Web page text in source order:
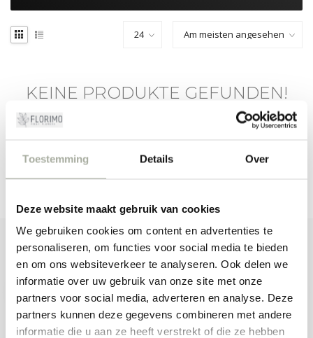
Toestemming Details Over
Deze website maakt gebruik van cookies
We gebruiken cookies om content en advertenties te
personaliseren, om functies voor social media te bieden
en om ons websiteverkeer te analyseren. Ook delen we
informatie over uw gebruik van onze site met onze
partners voor social media, adverteren en analyse. Deze
partners kunnen deze gegevens combineren met andere
informatie die u aan ze heeft verstrekt of die ze hebben
KEINE PRODUKTE GEFUNDEN!
ABONNIEREN SIE UNSEREN NEWSLETTER
Bleibe auf dem Laufenden mit unseren Newsletter-Angeboten